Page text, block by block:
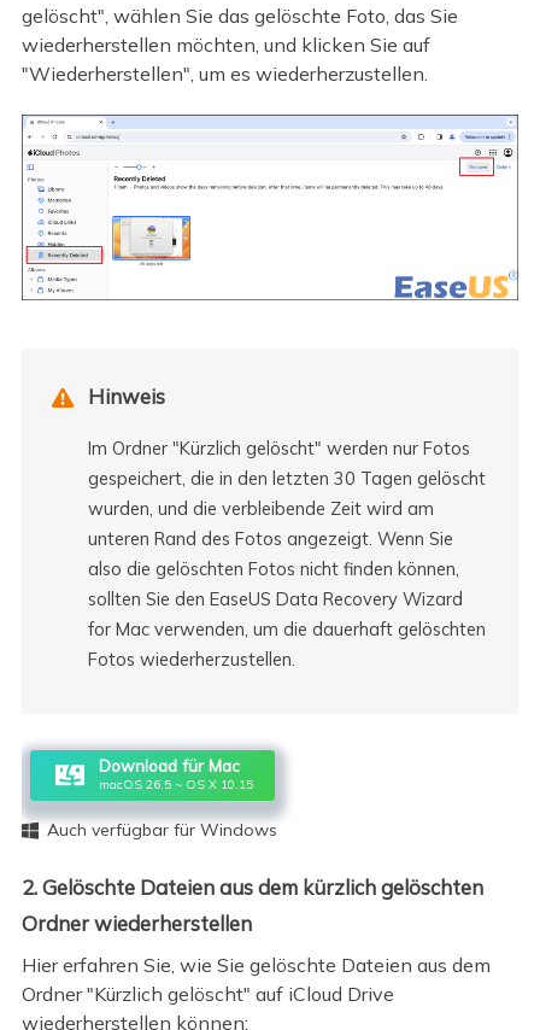
gelöscht", wählen Sie das gelöschte Foto, das Sie
wiederherstellen möchten, und klicken Sie auf
"Wiederherstellen", um es wiederherzustellen.
 Hinweis
Im Ordner "Kürzlich gelöscht" werden nur Fotos
gespeichert, die in den letzten 30 Tagen gelöscht
wurden, und die verbleibende Zeit wird am
unteren Rand des Fotos angezeigt. Wenn Sie
also die gelöschten Fotos nicht finden können,
sollten Sie den EaseUS Data Recovery Wizard
for Mac verwenden, um die dauerhaft gelöschten
Fotos wiederherzustellen.
Download für Mac
macOS 26.5 ~ OS X 10.15
 Auch verfügbar für Windows
2. Gelöschte Dateien aus dem kürzlich gelöschten
Ordner wiederherstellen
Hier erfahren Sie, wie Sie gelöschte Dateien aus dem
Ordner "Kürzlich gelöscht" auf iCloud Drive
wiederherstellen können: